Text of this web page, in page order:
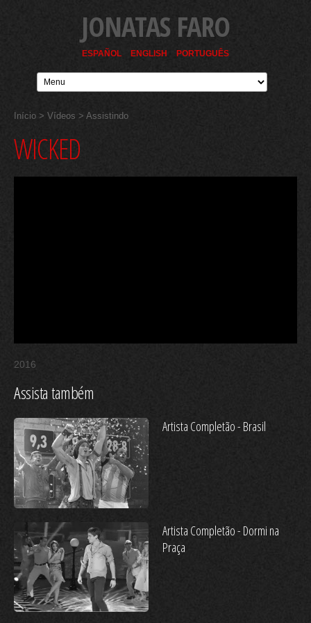
JONATAS FARO
ESPAÑOL ENGLISH PORTUGUÊS
Início > Vídeos > Assistindo
WICKED
2016
Assista também
Artista Completão - Brasil
Artista Completão - Dormi na
Praça